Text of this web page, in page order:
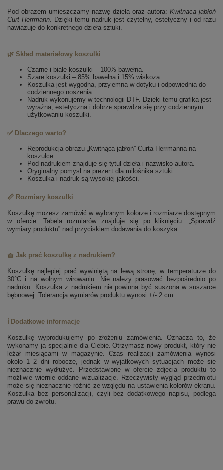
Pod obrazem umieszczamy nazwę dzieła oraz autora: Kwitnąca jabłoń
Curt Herrmann. Dzięki temu nadruk jest czytelny, estetyczny i od razu
nawiązuje do konkretnego dzieła sztuki.
🌿 Skład materiałowy koszulki
Czarne i białe koszulki – 100% bawełna.
Szare koszulki – 85% bawełna i 15% wiskoza.
Koszulka jest wygodna, przyjemna w dotyku i odpowiednia do
codziennego noszenia.
Nadruk wykonujemy w technologii DTF. Dzięki temu grafika jest
wyraźna, estetyczna i dobrze sprawdza się przy codziennym
użytkowaniu koszulki.
✅ Dlaczego warto?
Reprodukcja obrazu „Kwitnąca jabłoń” Curta Herrmanna na
koszulce.
Pod nadrukiem znajduje się tytuł dzieła i nazwisko autora.
Oryginalny pomysł na prezent dla miłośnika sztuki.
Koszulka i nadruk są wysokiej jakości.
📏 Rozmiary koszulki
Koszulkę możesz zamówić w wybranym kolorze i rozmiarze dostępnym
w ofercie. Tabela rozmiarów znajduje się po kliknięciu: „Sprawdź
wymiary produktu” nad przyciskiem dodawania do koszyka.
🧺 Jak prać koszulkę z nadrukiem?
Koszulkę najlepiej prać wywiniętą na lewą stronę, w temperaturze do
30°C i na wolnym wirowaniu. Nie należy prasować bezpośrednio po
nadruku. Koszulka z nadrukiem nie powinna być suszona w suszarce
bębnowej. Tolerancja wymiarów produktu wynosi +/- 2 cm.
ℹ️ Dodatkowe informacje
Koszulkę wyprodukujemy po złożeniu zamówienia. Oznacza to, że
wykonamy ją specjalnie dla Ciebie. Otrzymasz nowy produkt, który nie
leżał miesiącami w magazynie. Czas realizacji zamówienia wynosi
około 1–2 dni robocze, jednak w wyjątkowych sytuacjach może się
nieznacznie wydłużyć. Przedstawione w ofercie zdjęcia produktu to
możliwie wiernie oddane wizualizacje. Rzeczywisty wygląd przedmiotu
może się nieznacznie różnić ze względu na ustawienia kolorów ekranu.
Koszulka bez personalizacji, czyli bez dodatkowego napisu, podlega
prawu do zwrotu.